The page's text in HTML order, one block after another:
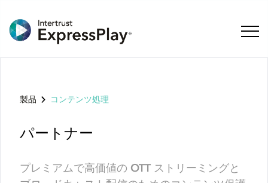
ナビ
製品 コンテンツ処理
パートナー
プレミアムで高価値の OTT ストリーミングと